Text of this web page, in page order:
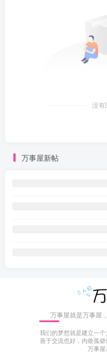
没有
万事屋新帖
万事屋就是万事屋
我们的梦想就是建立一
善于交流也好，内敛孤
万事屋